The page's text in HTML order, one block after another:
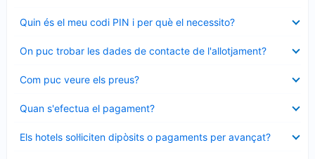
Quin és el meu codi PIN i per què el necessito?
tancat
On puc trobar les dades de contacte de l'allotjament?
tancat
Com puc veure els preus?
tancat
Quan s'efectua el pagament?
tancat
Els hotels sol·liciten dipòsits o pagaments per avançat?
tancat